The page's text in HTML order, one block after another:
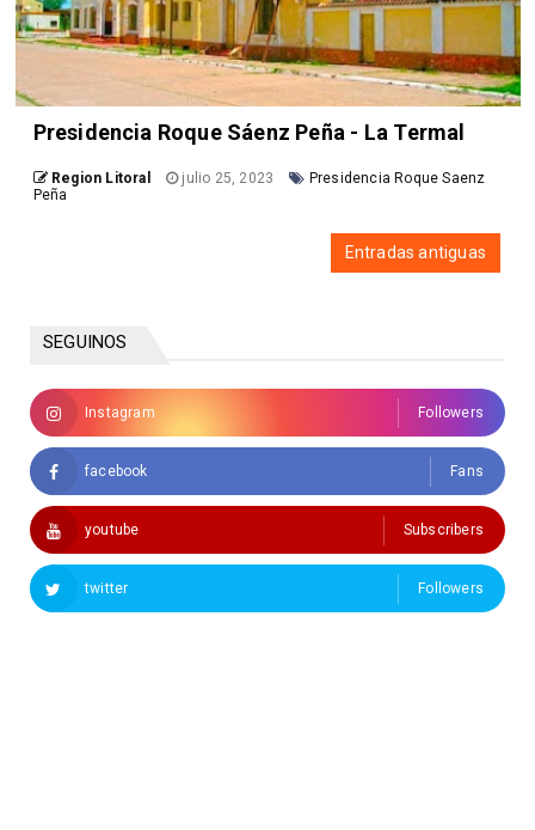
Presidencia Roque Sáenz Peña - La Termal
Region Litoral julio 25, 2023
Presidencia Roque Saenz
Peña
Entradas antiguas
SEGUINOS
Instagram Followers
facebook Fans
youtube Subscribers
twitter Followers